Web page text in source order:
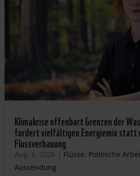
Klimakrise offenbart Grenzen der
fordert vielfältigen Energiemix
Flussverbauung
Aug. 6, 2026 | Flüsse, Politische
Aussendung